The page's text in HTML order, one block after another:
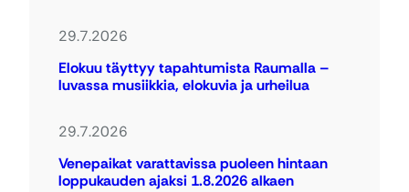
29.7.2026
Elokuu täyttyy tapahtumista Raumalla –
luvassa musiikkia, elokuvia ja urheilua
29.7.2026
Venepaikat varattavissa puoleen hintaan
loppukauden ajaksi 1.8.2026 alkaen